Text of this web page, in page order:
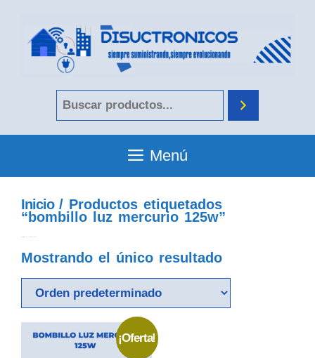
Menú
Inicio/ Productos etiquetados
“bombillo luz mercurio 125w”
Mostrando el único resultado
¡Oferta!